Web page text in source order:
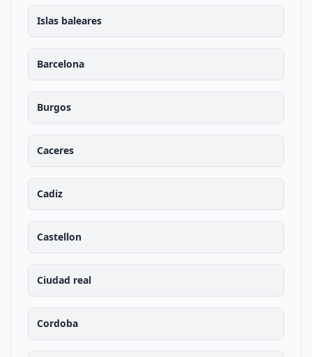
Islas baleares
Barcelona
Burgos
Caceres
Cadiz
Castellon
Ciudad real
Cordoba